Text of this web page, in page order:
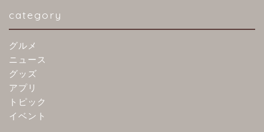
category
グルメ
ニュース
グッズ
アプリ
トピック
イベント